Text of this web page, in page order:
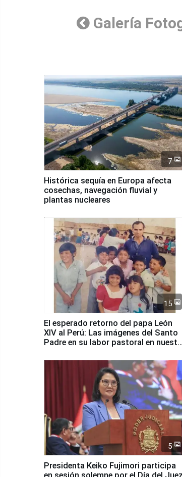
Galería
7
Histórica sequía en Europa afecta
cosechas, navegación fluvial y
plantas nucleares
15
El esperado retorno del papa León
XIV al Perú: Las imágenes del Santo
Padre en su labor pastoral en nuestro
5
Presidenta Keiko Fujimori participa